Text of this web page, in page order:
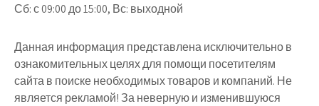
Сб: с 09:00 до 15:00, Вс: выходной
Данная информация представлена исключительно в
ознакомительных целях для помощи посетителям
сайта в поиске необходимых товаров и компаний. Не
является рекламой! За неверную и изменившуюся